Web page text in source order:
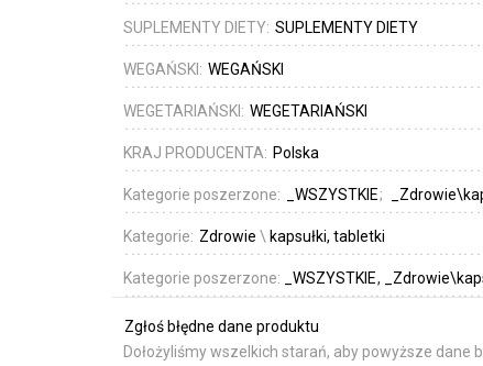
SUPLEMENTY DIETY: SUPLEMENTY DIETY
WEGAŃSKI: WEGAŃSKI
WEGETARIAŃSKI: WEGETARIAŃSKI
KRAJ PRODUCENTA: Polska
Kategorie poszerzone: _WSZYSTKIE
Kategorie: Zdrowie \ kapsułki, tabletki
Kategorie poszerzone: _WSZYSTKIE
Zgłoś błędne dane produktu
Dołożyliśmy wszelkich starań, aby powyższe